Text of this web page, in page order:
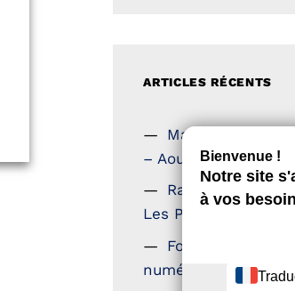
ARTICLES RÉCENTS
Magazine
– Aout 2026
Rallye Aicha des
Les Petillantes
Formation
numérique